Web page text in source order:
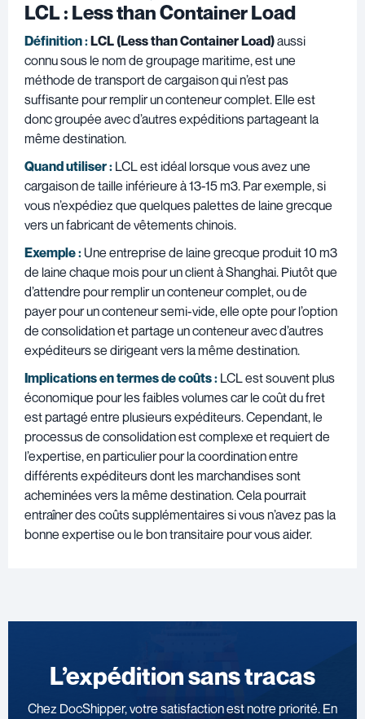
LCL : Less than Container Load
Définition :LCL (Less than Container Load)aussi
connu sous le nom de groupage maritime, est une
méthode de transport de cargaison qui n’est pas
suffisante pour remplir un conteneur complet. Elle est
donc groupée avec d’autres expéditions partageant la
même destination.
Quand utiliser : LCL est idéal lorsque vous avez une
cargaison de taille inférieure à 13-15 m3. Par exemple, si
vous n’expédiez que quelques palettes de laine grecque
vers un fabricant de vêtements chinois.
Exemple :Une entreprise de laine grecque produit 10 m3
de laine chaque mois pour un client à Shanghai. Piutôt que
d’attendre pour remplir un conteneur complet, ou de
payer pour un conteneur semi-vide, elle opte pour l’option
de consolidation et partage un conteneur avec d’autres
expéditeurs se dirigeant vers la même destination.
Implications en termes de coûts : LCL est souvent plus
économique pour les faibles volumes car le coût du fret
est partagé entre plusieurs expéditeurs. Cependant, le
processus de consolidation est complexe et requiert de
l’expertise, en particulier pour la coordination entre
différents expéditeurs dont les marchandises sont
acheminées vers la même destination. Cela pourrait
entraîner des coûts supplémentaires si vous n’avez pas la
bonne expertise ou le bon transitaire pour vous aider.
L’expédition sans tracas
Chez DocShipper, votre satisfaction est notre priorité. En